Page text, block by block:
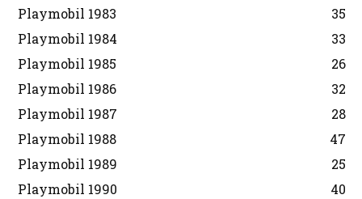
Playmobil 1983
35
Playmobil 1984
33
Playmobil 1985
26
Playmobil 1986
32
Playmobil 1987
28
Playmobil 1988
47
Playmobil 1989
25
Playmobil 1990
40